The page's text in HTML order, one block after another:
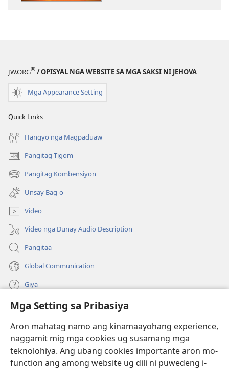
Mga Setting sa Pribasiya
Aron mahatag namo ang kinamaayohang experience,
naggamit mig mga cookies ug susamang mga
teknolohiya. Ang ubang cookies importante aron mo-
function ang among website ug dili ni puwedeng i-
Halloween
JW.ORG® / OPISYAL NGA WEBSITE SA MGA SAKSI NI JEHOVA
Mga Appearance Setting
Quick Links
Hangyo nga Magpaduaw
Pangitag Tigom
(mo-
open
ug
bag-
ong
window)
Pangitag Kombensiyon
(mo-
open
ug
bag-
ong
window)
Unsay Bag-o
Video
Video nga Dunay Audio Description
Pangitaa
Global Communication
Giya
Donasyon
(mo-
open
bag-
ong
window)
Watchtower ONLINE NGA LIBRARYA
(mo-
open
ug
JW Hub
(mo-